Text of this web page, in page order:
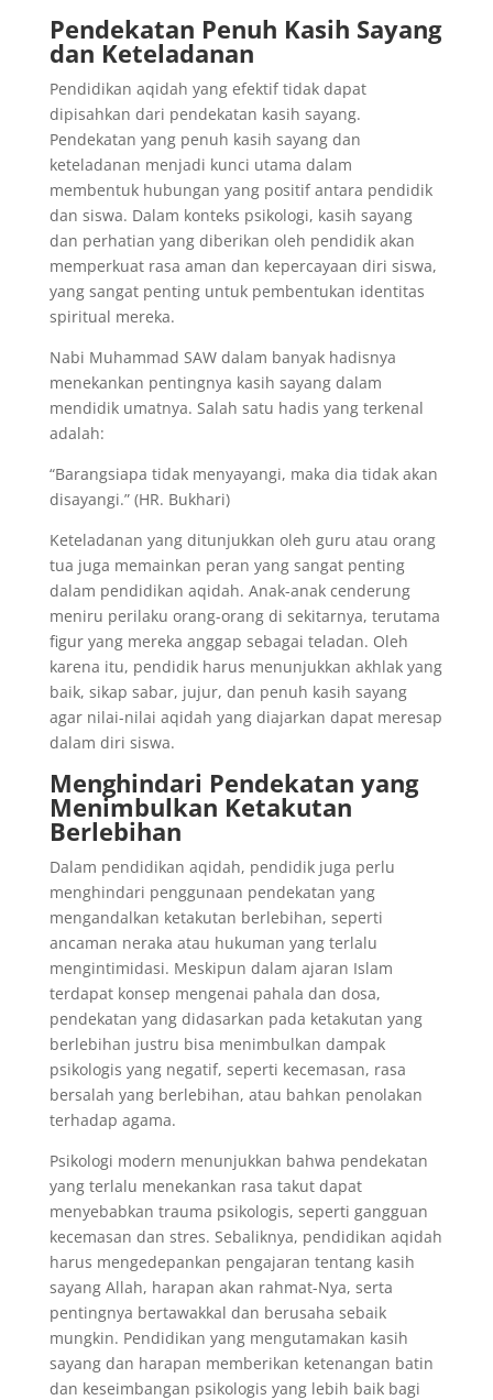
Pendekatan Penuh Kasih Sayang
dan Keteladanan
Pendidikan aqidah yang efektif tidak dapat
dipisahkan dari pendekatan kasih sayang.
Pendekatan yang penuh kasih sayang dan
keteladanan menjadi kunci utama dalam
membentuk hubungan yang positif antara pendidik
dan siswa. Dalam konteks psikologi, kasih sayang
dan perhatian yang diberikan oleh pendidik akan
memperkuat rasa aman dan kepercayaan diri siswa,
yang sangat penting untuk pembentukan identitas
spiritual mereka.
Nabi Muhammad SAW dalam banyak hadisnya
menekankan pentingnya kasih sayang dalam
mendidik umatnya. Salah satu hadis yang terkenal
adalah:
“Barangsiapa tidak menyayangi, maka dia tidak akan
disayangi.” (HR. Bukhari)
Keteladanan yang ditunjukkan oleh guru atau orang
tua juga memainkan peran yang sangat penting
dalam pendidikan aqidah. Anak-anak cenderung
meniru perilaku orang-orang di sekitarnya, terutama
figur yang mereka anggap sebagai teladan. Oleh
karena itu, pendidik harus menunjukkan akhlak yang
baik, sikap sabar, jujur, dan penuh kasih sayang
agar nilai-nilai aqidah yang diajarkan dapat meresap
dalam diri siswa.
Menghindari Pendekatan yang
Menimbulkan Ketakutan
Berlebihan
Dalam pendidikan aqidah, pendidik juga perlu
menghindari penggunaan pendekatan yang
mengandalkan ketakutan berlebihan, seperti
ancaman neraka atau hukuman yang terlalu
mengintimidasi. Meskipun dalam ajaran Islam
terdapat konsep mengenai pahala dan dosa,
pendekatan yang didasarkan pada ketakutan yang
berlebihan justru bisa menimbulkan dampak
psikologis yang negatif, seperti kecemasan, rasa
bersalah yang berlebihan, atau bahkan penolakan
terhadap agama.
Psikologi modern menunjukkan bahwa pendekatan
yang terlalu menekankan rasa takut dapat
menyebabkan trauma psikologis, seperti gangguan
kecemasan dan stres. Sebaliknya, pendidikan aqidah
harus mengedepankan pengajaran tentang kasih
sayang Allah, harapan akan rahmat-Nya, serta
pentingnya bertawakkal dan berusaha sebaik
mungkin. Pendidikan yang mengutamakan kasih
sayang dan harapan memberikan ketenangan batin
dan keseimbangan psikologis yang lebih baik bagi